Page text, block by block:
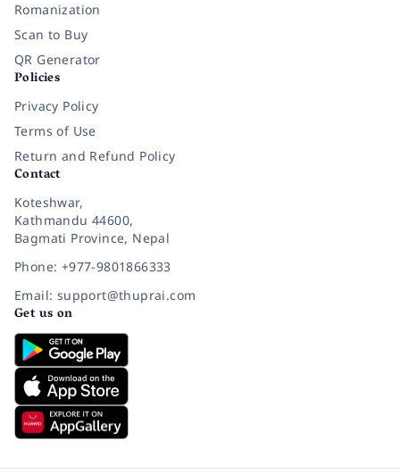
Romanization
Scan to Buy
QR Generator
Policies
Privacy Policy
Terms of Use
Return and Refund Policy
Contact
Koteshwar,
Kathmandu 44600,
Bagmati Province, Nepal
Phone: +977-9801866333
Email: support@thuprai.com
Get us on